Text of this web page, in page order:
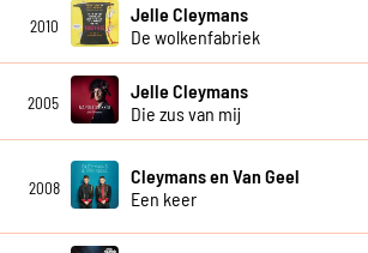
2010
Jelle Cleymans
De wolkenfabriek
2005
Jelle Cleymans
Die zus van mij
2008
Cleymans en Van Geel
Een keer